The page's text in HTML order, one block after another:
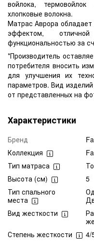
войлока,
хлопковые волокна.
Матрас Аврора
эффектом,
функциональностью за
*Производитель
потребителя вносить
для улучшения их
параметров. Вид
от представленных на
Характеристики
Бренд
Коллекция
Тип матраса
Высота (см)
5
Тип спального
места
Вид жесткости
Степень жесткости
4/